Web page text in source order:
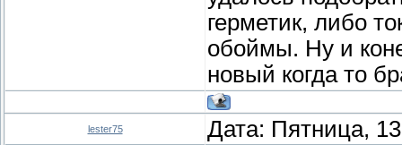
герметик, либо
обоймы. Ну и
новый когда то
lester75 Дата: Пятница,